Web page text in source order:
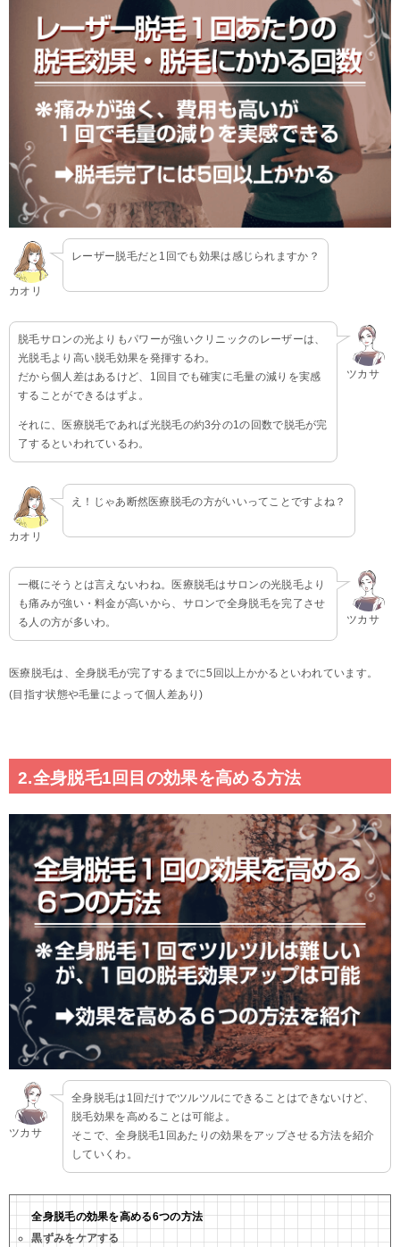
カオリ
レーザー脱毛だと1回でも効果は感じられますか？
ツカサ
脱毛サロンの光よりもパワーが強いクリニックのレーザーは、
光脱毛より高い脱毛効果を発揮するわ。
だから個人差はあるけど、1回目でも確実に毛量の減りを実感
することができるはずよ。
それに、医療脱毛であれば光脱毛の約3分の1の回数で脱毛が完
了するといわれているわ。
カオリ
え！じゃあ断然医療脱毛の方がいいってことですよね？
ツカサ
一概にそうとは言えないわね。医療脱毛はサロンの光脱毛より
も痛みが強い・料金が高いから、サロンで全身脱毛を完了させ
る人の方が多いわ。
医療脱毛は、全身脱毛が完了するまでに5回以上かかるといわれています。
(目指す状態や毛量によって個人差あり)
2.全身脱毛1回目の効果を高める方法
ツカサ
全身脱毛は1回だけでツルツルにできることはできないけど、
脱毛効果を高めることは可能よ。
そこで、全身脱毛1回あたりの効果をアップさせる方法を紹介
していくわ。
全身脱毛の効果を高める6つの方法
黒ずみをケアする